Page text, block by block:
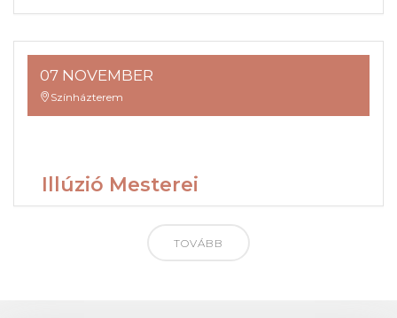
07 NOVEMBER
Színházterem
Illúzió Mesterei
TOVÁBB